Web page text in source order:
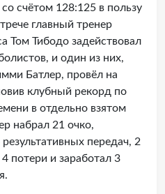
счётом 128:125 в пользу
главный тренер
Том Тибодо задействовал
и один из них,
Батлер, провёл на
клубный рекорд по
в отдельно взятом
набрал 21 очко,
передач, 2
потери и заработал 3